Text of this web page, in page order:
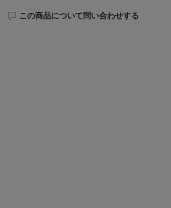
この商品について問い合わせする